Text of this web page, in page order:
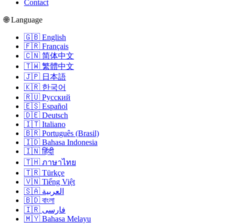
Contact
🌐 Language
🇬🇧 English
🇫🇷 Français
🇨🇳 简体中文
🇹🇼 繁體中文
🇯🇵 日本語
🇰🇷 한국어
🇷🇺 Русский
🇪🇸 Español
🇩🇪 Deutsch
🇮🇹 Italiano
🇧🇷 Português (Brasil)
🇮🇩 Bahasa Indonesia
🇮🇳 हिंदी
🇹🇭 ภาษาไทย
🇹🇷 Türkçe
🇻🇳 Tiếng Việt
🇸🇦 العربية
🇧🇩 বাংলা
🇮🇷 فارسی
🇲🇾 Bahasa Melayu